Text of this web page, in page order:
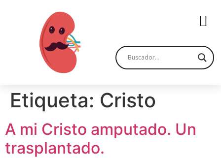
Etiqueta: Cristo
A mi Cristo amputado. Un
trasplantado.